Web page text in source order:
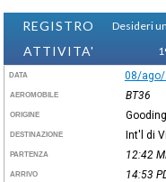
REGISTRO
ATTIVITA'
Desideri
DATA 08/ago/
AEROMOBILE BT36
ORIGINE
DESTINAZIONE Int'l di
PARTENZA 12:42
ARRIVO 14:53